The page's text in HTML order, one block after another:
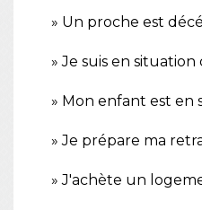
Un proche est
Je suis en situation
Mon enfant est en
Je prépare ma
J'achète un